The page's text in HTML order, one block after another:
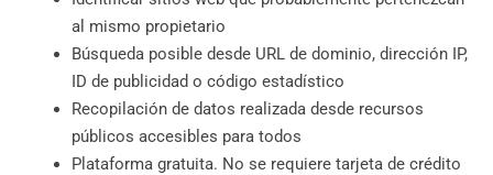
al mismo propietario
Búsqueda posible desde URL de dominio, dirección IP,
ID de publicidad o código estadístico
Recopilación de datos realizada desde recursos
públicos accesibles para todos
Plataforma gratuita. No se requiere tarjeta de crédito